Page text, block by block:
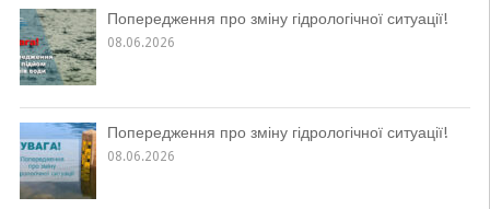
Попередження про зміну гідрологічної ситуації!
08.06.2026
Попередження про зміну гідрологічної ситуації!
08.06.2026